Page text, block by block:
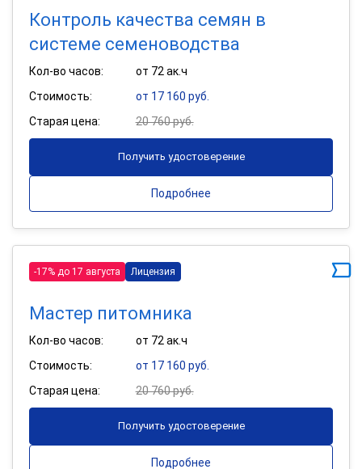
Контроль качества семян в
системе семеноводства
Кол-во часов:
от 72 ак.ч
Стоимость:
от 17 160 руб.
Старая цена:
20 760 руб.
Получить удостоверение
Подробнее
-17% до 17 августа Лицензия
Мастер питомника
Кол-во часов:
от 72 ак.ч
Стоимость:
от 17 160 руб.
Старая цена:
20 760 руб.
Получить удостоверение
Подробнее